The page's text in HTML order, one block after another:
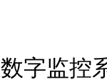
数字监控